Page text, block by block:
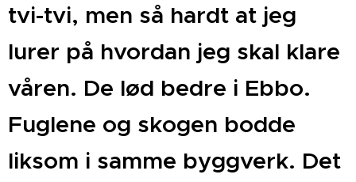
tvi-tvi, men så hardt at jeg
lurer på hvordan jeg skal klare
våren. De lød bedre i Ebbo.
Fuglene og skogen bodde
liksom i samme byggverk. Det